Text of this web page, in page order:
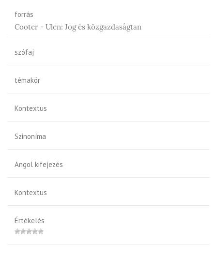
forrás
Cooter - Ulen: Jog és közgazdaságtan
szófaj
témakör
Kontextus
Szinoníma
Angol kifejezés
Kontextus
Értékelés